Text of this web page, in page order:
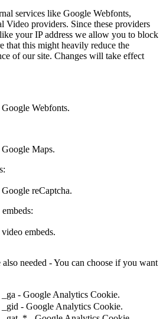
services like Google Webfonts,
Video providers. Since these providers
your IP address we allow you to block
that this might heavily reduce the
of our site. Changes will take effect
Webfonts.
Maps.
reCaptcha.
embeds.
needed - You can choose if you want
- Google Analytics Cookie.
- Google Analytics Cookie.